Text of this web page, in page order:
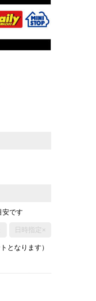
安です
日時指定×
となります）